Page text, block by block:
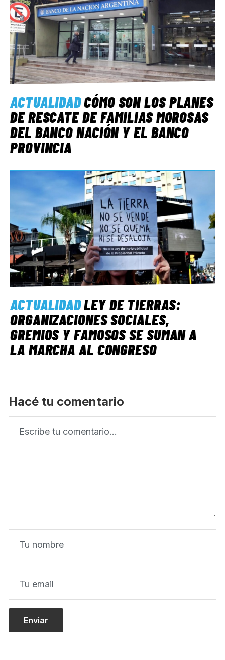
ACTUALIDADCÓMO SON LOS PLANES
DE RESCATE DE FAMILIAS MOROSAS
DEL BANCO NACIÓN Y EL BANCO
PROVINCIA
ACTUALIDADLEY DE TIERRAS:
ORGANIZACIONES SOCIALES,
GREMIOS Y FAMOSOS SE SUMAN A
LA MARCHA AL CONGRESO
Hacé tu comentario